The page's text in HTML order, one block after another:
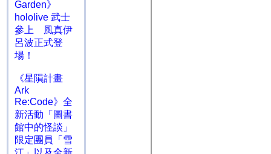
Garden》
hololive 武士
參上 風真伊
呂波正式登
場！
《星隕計畫
Ark
Re:Code》全
新活動「圖書
館中的怪談」
限定團員「雪